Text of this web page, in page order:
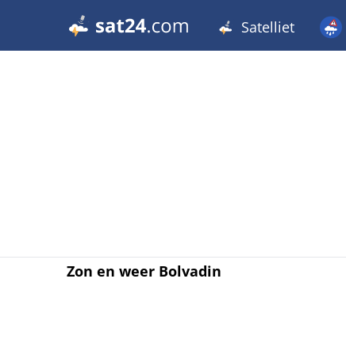
Satelliet
Zon en weer Bolvadin